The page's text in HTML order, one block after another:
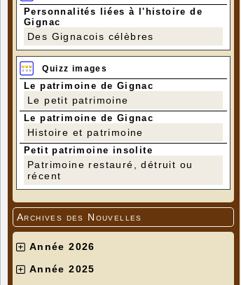
Personnalités liées à l'histoire de
Gignac
Des Gignacois célèbres
Quizz images
Le patrimoine de Gignac
Le petit patrimoine
Le patrimoine de Gignac
Histoire et patrimoine
Petit patrimoine insolite
Patrimoine restauré, détruit ou
récent
Archives des Nouvelles
Année 2026
Année 2025